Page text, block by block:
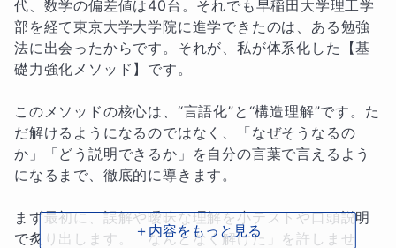
代、数学の偏差値は40台。それでも早稲田大学理工学
部を経て東京大学大学院に進学できたのは、ある勉強
法に出会ったからです。それが、私が体系化した【基
礎力強化メソッド】です。
このメソッドの核心は、“言語化”と“構造理解”です。た
だ解けるようになるのではなく、「なぜそうなるの
か」「どう説明できるか」を自分の言葉で言えるよう
になるまで、徹底的に導きます。
まず最初に、誤解や曖昧な理解を小テストや口頭説明
で炙り出します。「なんとなく解けた」を許しませ
＋内容をもっと見る